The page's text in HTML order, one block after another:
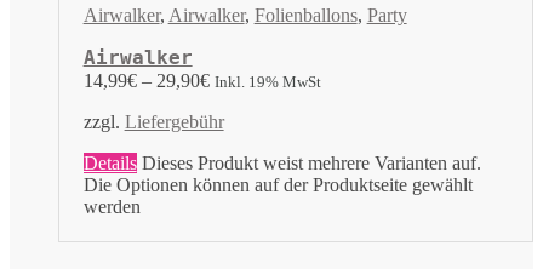
Airwalker, Airwalker, Folienballons, Party
Airwalker
14,99€– 29,90€ Inkl. 19% MwSt
zzgl. Liefergebühr
Details Dieses Produkt weist mehrere Varianten auf.
Die Optionen können auf der Produktseite gewählt
werden